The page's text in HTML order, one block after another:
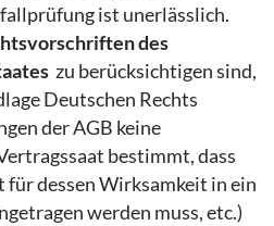
ist unerlässlich.
des
zu berücksichtigen sind,
Deutschen Rechts
der AGB keine
bestimmt, dass
dessen Wirksamkeit in ein
werden muss, etc.)